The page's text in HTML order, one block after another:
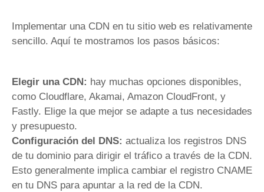
Implementar una CDN en tu sitio web es relativamente
sencillo. Aquí te mostramos los pasos básicos:
Elegir una CDN: hay muchas opciones disponibles,
como Cloudflare, Akamai, Amazon CloudFront, y
Fastly. Elige la que mejor se adapte a tus necesidades
y presupuesto.
Configuración del DNS: actualiza los registros DNS
de tu dominio para dirigir el tráfico a través de la CDN.
Esto generalmente implica cambiar el registro CNAME
en tu DNS para apuntar a la red de la CDN.